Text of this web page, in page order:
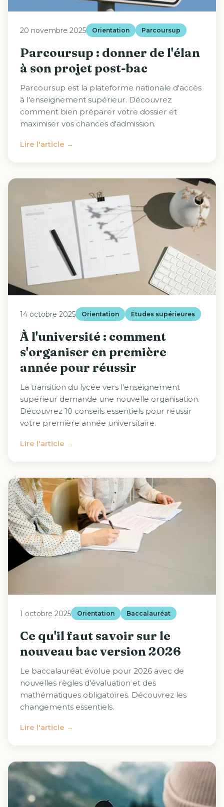
20 novembre 2025 Orientation Parcoursup
Parcoursup : donner de l'élan
à son projet post-bac
Parcoursup est la plateforme nationale d'accès
à l'enseignement supérieur. Découvrez
comment bien préparer votre dossier et
maximiser vos chances d'admission.
Lire l'article →
14 octobre 2025 Orientation Études supérieures
À l'université : comment
s'organiser en première
année pour réussir
La transition du lycée vers l'enseignement
supérieur demande une nouvelle organisation.
Découvrez 10 conseils essentiels pour réussir
votre première année universitaire.
Lire l'article →
1 octobre 2025 Orientation Baccalauréat
Ce qu'il faut savoir sur le
nouveau bac version 2026
Le baccalauréat évolue pour 2026 avec de
nouvelles règles d'évaluation et des
mathématiques obligatoires. Découvrez les
changements essentiels.
Lire l'article →